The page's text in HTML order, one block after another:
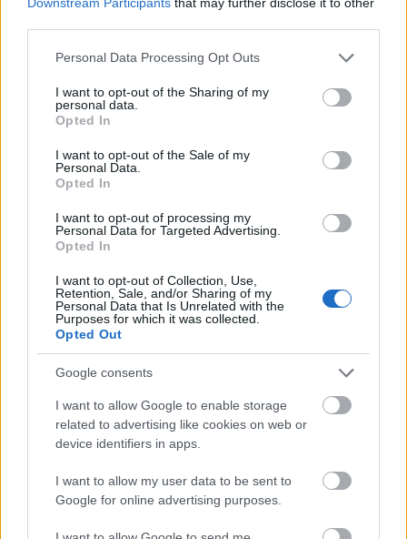
Please note that this website/app uses one or more Google
not limited to your visit or usage behaviour. You may click to
grant or deny consent to Google and its third-party tags to
use your data for below specified purposes in below Google
consent section.
Personal Data Processing Opt Outs
I want to opt-out of the Sharing of my
personal data.
Opted In
I want to opt-out of the Sale of my
Personal Data.
Opted In
I want to opt-out of processing my
Personal Data for Targeted Advertising.
Opted In
I want to opt-out of Collection, Use,
Retention, Sale, and/or Sharing of my
Personal Data that Is Unrelated with the
Purposes for which it was collected.
Opted Out
Google consents
I want to allow Google to enable storage
related to advertising like cookies on web or
device identifiers in apps.
I want to allow my user data to be sent to
Google for online advertising purposes.
„Csendben terjed mögöttünk a tűz,
várok, lesben, nézem, hogy van-e itt
srecorder•2026. július 01.
Pécsi rockzene, de nem alter, hanem poszt-rockos,
metálos irányból közelítve: új klippel debütál a
Konok a Recorderen, amit egy híres Borges-novella
ihletett. Magyarradar + premier!